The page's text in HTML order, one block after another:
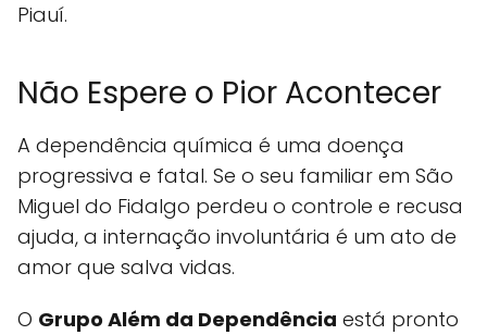
Piauí.
Não Espere o Pior Acontecer
A dependência química é uma doença
progressiva e fatal. Se o seu familiar em São
Miguel do Fidalgo perdeu o controle e recusa
ajuda, a internação involuntária é um ato de
amor que salva vidas.
O Grupo Além da Dependência está pronto